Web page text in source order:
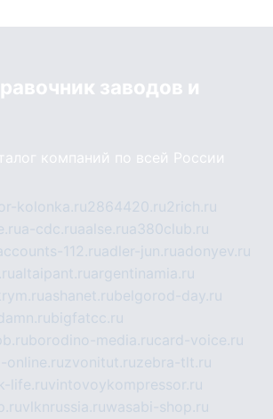
заводов и
компаний по всей России
kolonka.ru2864420.ru2rich.ru
a-cdc.ruaalse.rua380club.ru
112.ruadler-jun.ruadonyev.ru
altaipant.ruargentinamia.ru
ashanet.rubelgorod-day.ru
bigfatcc.ru
borodino-media.rucard-voice.ru
online.ruzvonitut.ruzebra-tlt.ru
life.ruvintovoykompressor.ru
vlknrussia.ruwasabi-shop.ru